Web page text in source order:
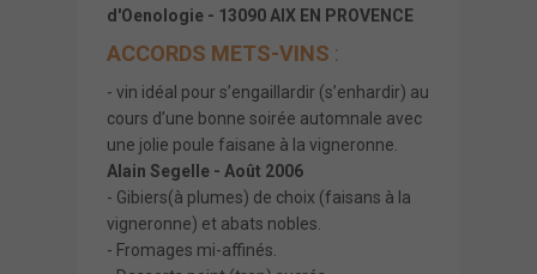
d'Oenologie - 13090 AIX EN PROVENCE
ACCORDS METS-VINS :
- vin idéal pour s’engaillardir (s’enhardir) au
cours d’une bonne soirée automnale avec
une jolie poule faisane à la vigneronne.
Alain Segelle - Août 2006
- Gibiers(à plumes) de choix (faisans à la
vigneronne) et abats nobles.
- Fromages mi-affinés.